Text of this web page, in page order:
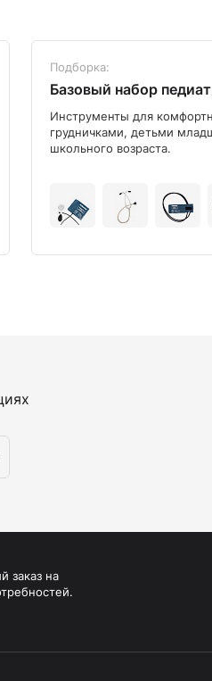
Подборка:
Базовый набор
Инструменты для
грудничками, детьми
школьного возраста.
заказ на